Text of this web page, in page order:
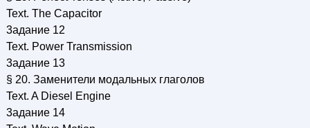
Text. The Capacitor
3аданиe 12
Text. Power Transmission
3аданиe 13
§ 20. Заменители модальных глаголов
Text. A Diesel Engine
3аданиe 14